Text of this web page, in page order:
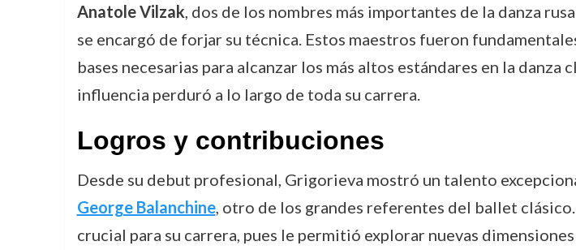
Anatole Vilzak, dos de los nombres más importantes de la danza
se encargó de forjar su técnica. Estos maestros fueron
bases necesarias para alcanzar los más altos estándares en la
influencia perduró a lo largo de toda su carrera.
Logros y contribuciones
Desde su debut profesional, Grigorieva mostró un talento
George Balanchine, otro de los grandes referentes del ballet
crucial para su carrera, pues le permitió explorar nuevas